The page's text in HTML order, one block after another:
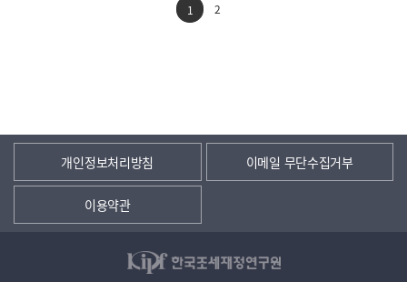
1 2
개인정보처리방침 이메일 무단수집거부
이용약관